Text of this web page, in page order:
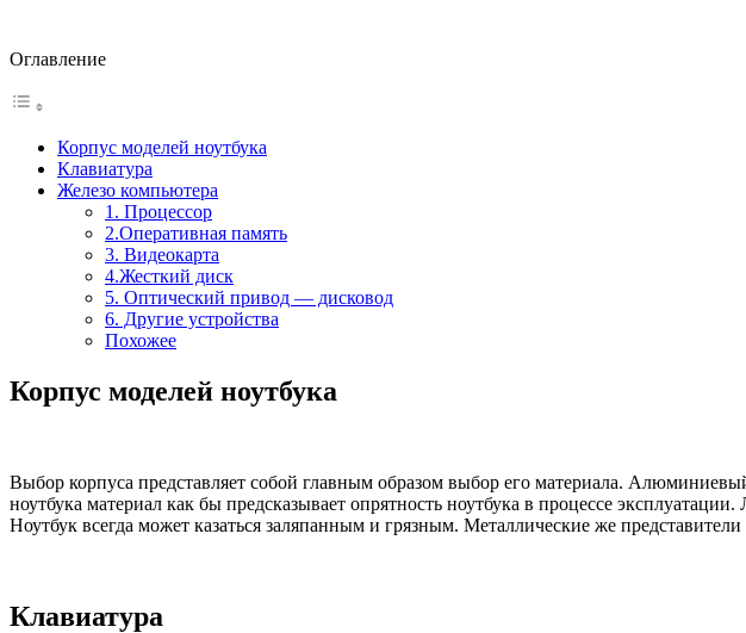
Оглавление
Корпус моделей ноутбука
Клавиатура
Железо компьютера
1. Процессор
2.Оперативная память
3. Видеокарта
4.Жесткий диск
5. Оптический привод — дисковод
6. Другие устройства
Похожее
Корпус моделей ноутбука
Выбор корпуса представляет собой главным образом выбор его материала.
ноутбука материал как бы предсказывает опрятность ноутбука в процессе
Ноутбук всегда может казаться заляпанным и грязным. Металлические же
Клавиатура